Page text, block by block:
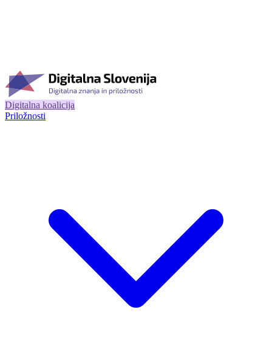
Digitalna koalicija
Priložnosti